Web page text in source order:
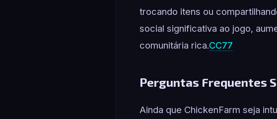
trocando itens ou
social significativa ao jogo,
comunitária rica.CC77
Perguntas Frequentes
Ainda que ChickenFarm seja